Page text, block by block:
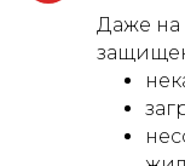
Даже на